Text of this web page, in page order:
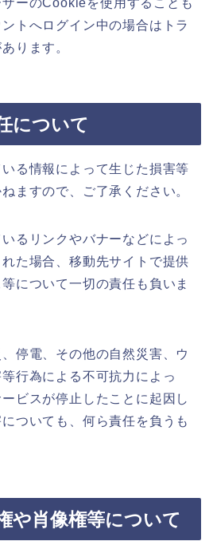
ーのCookieを使用することも
トへログイン中の場合はトラ
ります。
について
る情報によって生じた損害等
ますので、ご了承ください。
るリンクやバナーなどによっ
た場合、移動先サイトで提供
について一切の責任も負いま
停電、その他の自然災害、ウ
行為による不可抗力によっ
ビスが停止したことに起因し
ついても、何ら責任を負うも
や肖像権等について